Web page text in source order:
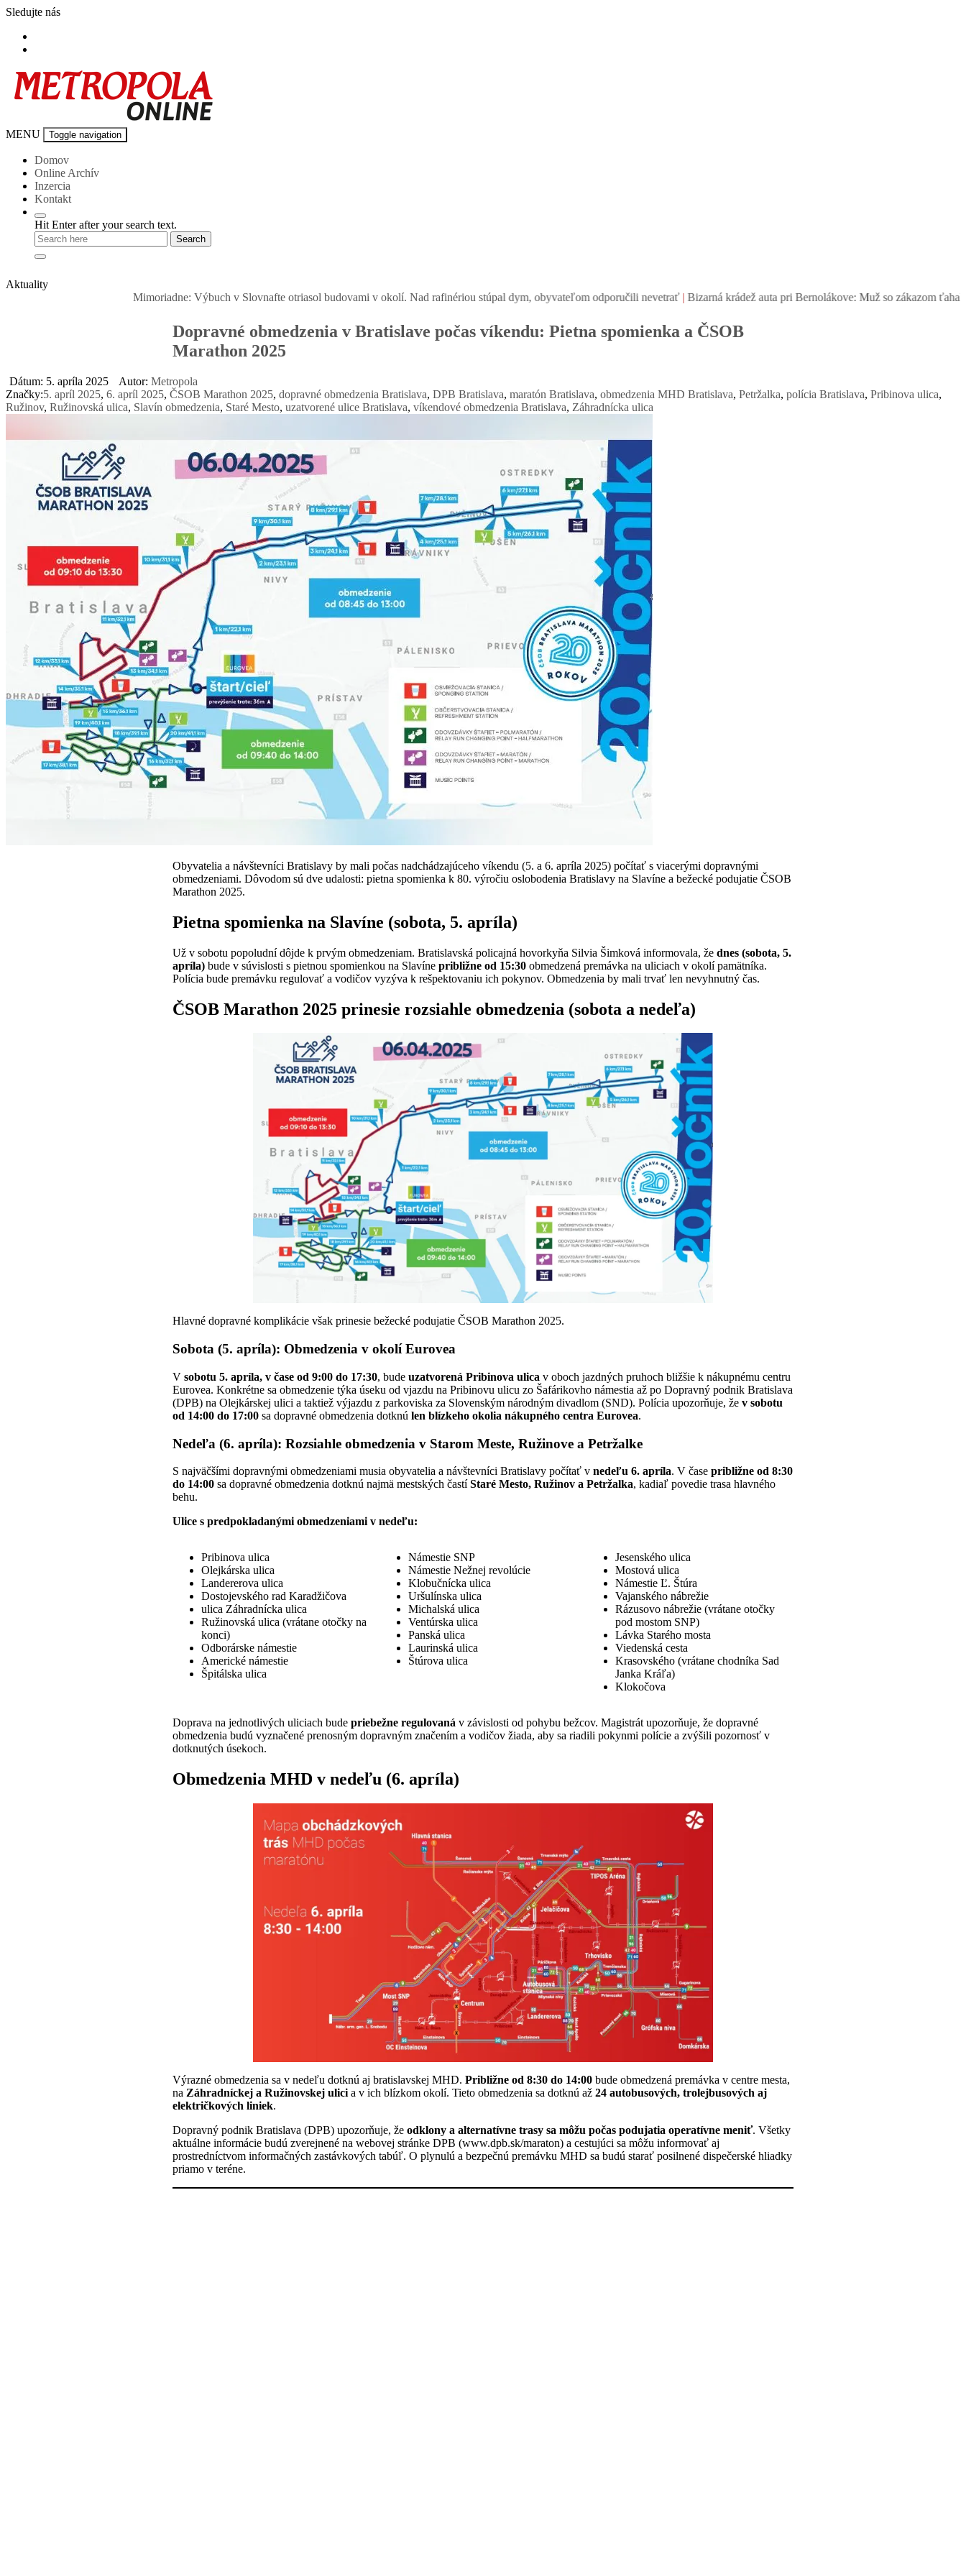
Skip
content
Sledujte nás
Metropola-
MENU Toggle navigation
Domov
Online Archív
Inzercia
Kontakt
Hit Enter after your search text.
Aktuality
Mimoriadne: Výbuch v Slovnafte otriasol budovami v okolí. Nad rafinériou stúpal dym, obyvateľom odporučili nevetrať| Bizarná krádež auta pri Bernolákove: Muž so zákazom ťahal ukradnutý
Dopravné obmedzenia v Bratislave počas víkendu: Pietna spomienka a ČSOB
Marathon 2025
Dátum: 5. apríla 2025 Autor: Metropola
Značky:5. apríl 2025, 6. apríl 2025, ČSOB Marathon 2025, dopravné obmedzenia Bratislava, DPB Bratislava, maratón Bratislava, obmedzenia MHD Bratislava, Petržalka, polícia Bratislava, Pribinova ulica,
Ružinov, Ružinovská ulica, Slavín obmedzenia, Staré Mesto, uzatvorené ulice Bratislava, víkendové obmedzenia Bratislava, Záhradnícka ulica
Obyvatelia a návštevníci Bratislavy by mali počas nadchádzajúceho víkendu (5. a 6. apríla 2025) počítať s viacerými dopravnými
obmedzeniami. Dôvodom sú dve udalosti: pietna spomienka k 80. výročiu oslobodenia Bratislavy na Slavíne a bežecké podujatie ČSOB
Marathon 2025.
Pietna spomienka na Slavíne (sobota, 5. apríla)
Už v sobotu popoludní dôjde k prvým obmedzeniam. Bratislavská policajná hovorkyňa Silvia Šimková informovala, žednes (sobota, 5.
apríla) bude v súvislosti s pietnou spomienkou na Slavínepribližne od 15:30 obmedzená premávka na uliciach v okolí pamätníka.
Polícia bude premávku regulovať a vodičov vyzýva k rešpektovaniu ich pokynov. Obmedzenia by mali trvať len nevyhnutný čas.
ČSOB Marathon 2025 prinesie rozsiahle obmedzenia (sobota a nedeľa)
Hlavné dopravné komplikácie však prinesie bežecké podujatie ČSOB Marathon 2025.
Sobota (5. apríla): Obmedzenia v okolí Eurovea
Vsobotu 5. apríla, v čase od 9:00 do 17:30, budeuzatvorená Pribinova ulica v oboch jazdných pruhoch bližšie k nákupnému centru
Eurovea. Konkrétne sa obmedzenie týka úseku od vjazdu na Pribinovu ulicu zo Šafárikovho námestia až po Dopravný podnik Bratislava
(DPB) na Olejkárskej ulici a taktiež výjazdu z parkoviska za Slovenským národným divadlom (SND). Polícia upozorňuje, žev sobotu
od 14:00 do 17:00 sa dopravné obmedzenia dotknúlen blízkeho okolia nákupného centra Eurovea.
Nedeľa (6. apríla): Rozsiahle obmedzenia v Starom Meste, Ružinove a Petržalke
S najväčšími dopravnými obmedzeniami musia obyvatelia a návštevníci Bratislavy počítať vnedeľu 6. apríla. V časepribližne od 8:30
do 14:00 sa dopravné obmedzenia dotknú najmä mestských častíStaré Mesto, Ružinov a Petržalka, kadiaľ povedie trasa hlavného
behu.
Ulice s predpokladanými obmedzeniami v nedeľu:
Pribinova ulica
Olejkárska ulica
Landererova ulica
Dostojevského rad Karadžičova
ulica Záhradnícka ulica
Ružinovská ulica (vrátane otočky na
konci)
Odborárske námestie
Americké námestie
Špitálska ulica
Námestie SNP
Námestie Nežnej revolúcie
Klobučnícka ulica
Uršulínska ulica
Michalská ulica
Ventúrska ulica
Panská ulica
Laurinská ulica
Štúrova ulica
Jesenského ulica
Mostová ulica
Námestie Ľ. Štúra
Vajanského nábrežie
Rázusovo nábrežie (vrátane otočky
pod mostom SNP)
Lávka Starého mosta
Viedenská cesta
Krasovského (vrátane chodníka Sad
Janka Kráľa)
Klokočova
Doprava na jednotlivých uliciach budepriebežne regulovaná v závislosti od pohybu bežcov. Magistrát upozorňuje, že dopravné
obmedzenia budú vyznačené prenosným dopravným značením a vodičov žiada, aby sa riadili pokynmi polície a zvýšili pozornosť v
dotknutých úsekoch.
Obmedzenia MHD v nedeľu (6. apríla)
Výrazné obmedzenia sa v nedeľu dotknú aj bratislavskej MHD.Približne od 8:30 do 14:00 bude obmedzená premávka v centre mesta,
na Záhradníckej a Ružinovskej ulici a v ich blízkom okolí. Tieto obmedzenia sa dotknú až24 autobusových, trolejbusových aj
električkových liniek.
Dopravný podnik Bratislava (DPB) upozorňuje, žeodklony a alternatívne trasy sa môžu počas podujatia operatívne meniť. Všetky
aktuálne informácie budú zverejnené na webovej stránke DPB (www.dpb.sk/maraton) a cestujúci sa môžu informovať aj
prostredníctvom informačných zastávkových tabúľ. O plynulú a bezpečnú premávku MHD sa budú starať posilnené dispečerské hliadky
priamo v teréne.